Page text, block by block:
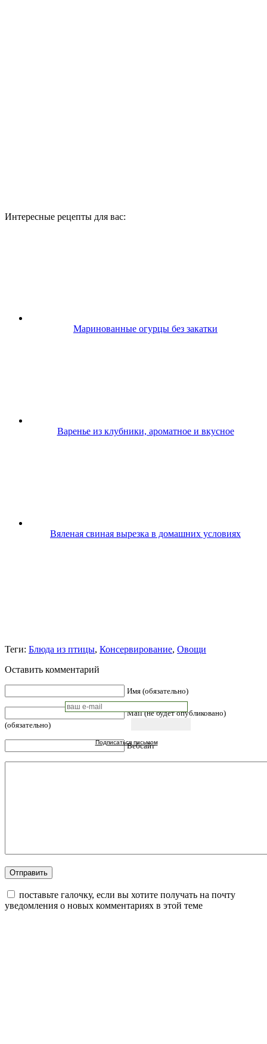
Интересные рецепты для вас:
Маринованные огурцы без закатки
Варенье из клубники, ароматное и вкусное
Вяленая свиная вырезка в домашних условиях
Подписаться письмом
Теги: Блюда из птицы, Консервирование, Овощи
Оставить комментарий
Имя (обязательно)
Mail (не будет опубликовано)
(обязательно)
Вебсайт
поставьте галочку, если вы хотите получать на почту
уведомления о новых комментариях в этой теме